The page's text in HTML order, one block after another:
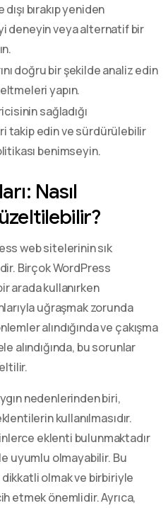
bırakıp yeniden
deneyin veya alternatif bir
doğru bir şekilde analiz edin
yapın.
sağladığı
takip edin ve sürdürülebilir
benimseyin.
Nasıl
web sitelerinin sık
Birçok WordPress
arada kullanırken
uğraşmak zorunda
alındığında ve çakışma
alındığında, bu sorunlar
nedenlerinden biri,
kullanılmasıdır.
eklenti bulunmaktadır
uyumlu olmayabilir. Bu
olmak ve birbiriyle
etmek önemlidir. Ayrıca,